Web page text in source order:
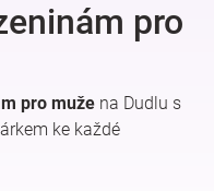
pro
pro muže na Dudlu s
ke každé